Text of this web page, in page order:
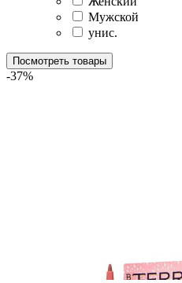
Мужской
унис.
Посмотреть товары
-37%